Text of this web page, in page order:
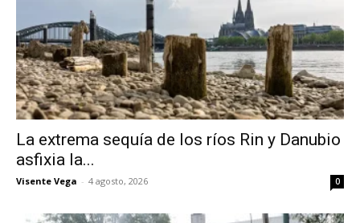
La extrema sequía de los ríos Rin y Danubio
asfixia la...
Visente Vega - 4 agosto, 2026 0